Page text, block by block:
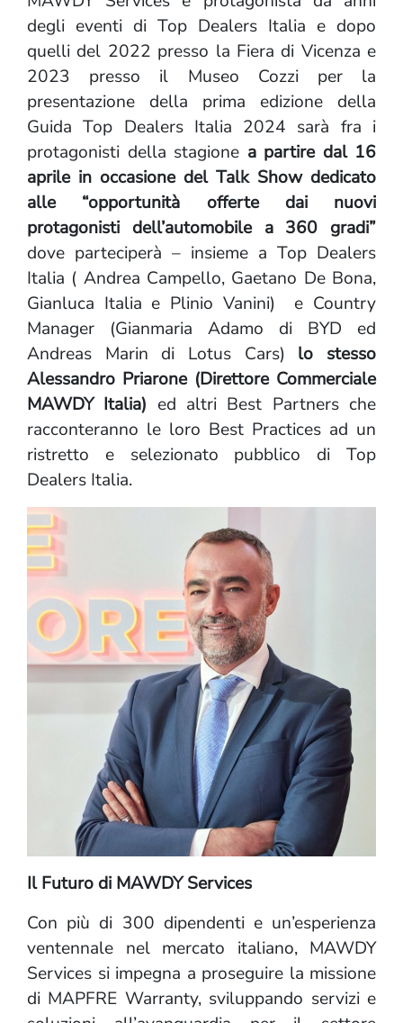
degli eventi di Top Dealers Italia e dopo
quelli del 2022 presso la Fiera di Vicenza e
2023 presso il Museo Cozzi per la
presentazione della prima edizione della
Guida Top Dealers Italia 2024 sarà fra i
protagonisti della stagione a partire dal 16
aprile in occasione del Talk Show dedicato
alle “opportunità offerte dai nuovi
protagonisti dell’automobile a 360 gradi”
dove parteciperà – insieme a Top Dealers
Italia ( Andrea Campello, Gaetano De Bona,
Gianluca Italia e Plinio Vanini) e Country
Manager (Gianmaria Adamo di BYD ed
Andreas Marin di Lotus Cars) lo stesso
Alessandro Priarone (Direttore Commerciale
MAWDY Italia) ed altri Best Partners che
racconteranno le loro Best Practices ad un
ristretto e selezionato pubblico di Top
Dealers Italia.
Il Futuro di MAWDY Services
Con più di 300 dipendenti e un’esperienza
ventennale nel mercato italiano, MAWDY
Services si impegna a proseguire la missione
di MAPFRE Warranty, sviluppando servizi e